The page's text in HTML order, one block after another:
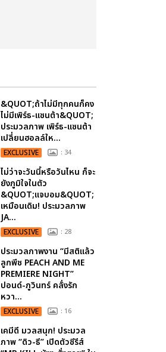
&QUOT;ถ้าไม่มีทุกคนก็คง
ไม่มีเพิร์ธ-แซนต้า&QUOT;
ประมวลภาพ เพิร์ธ-แซนต้า
เปลี่ยนฮอลล์ให...
EXCLUSIVE : 34
ไม่ว่าจะวันนี้หรือวันไหน ก็จะ
ยังภูมิใจในตัว
&QUOT;แจบอม&QUOT;
เหมือนเดิม! ประมวลภาพ
JA...
EXCLUSIVE : 28
ประมวลภาพงาน “มีสติแล้ว
ลูกพีช PEACH AND ME
PREMIERE NIGHT”
ปอนด์-ภูวินทร์ คลั่งรัก
หวา...
EXCLUSIVE : 16
เคมีดี มวลสนุก! ประมวล
ภาพ “ดิว-ธี” เปิดตัวซีรีส์